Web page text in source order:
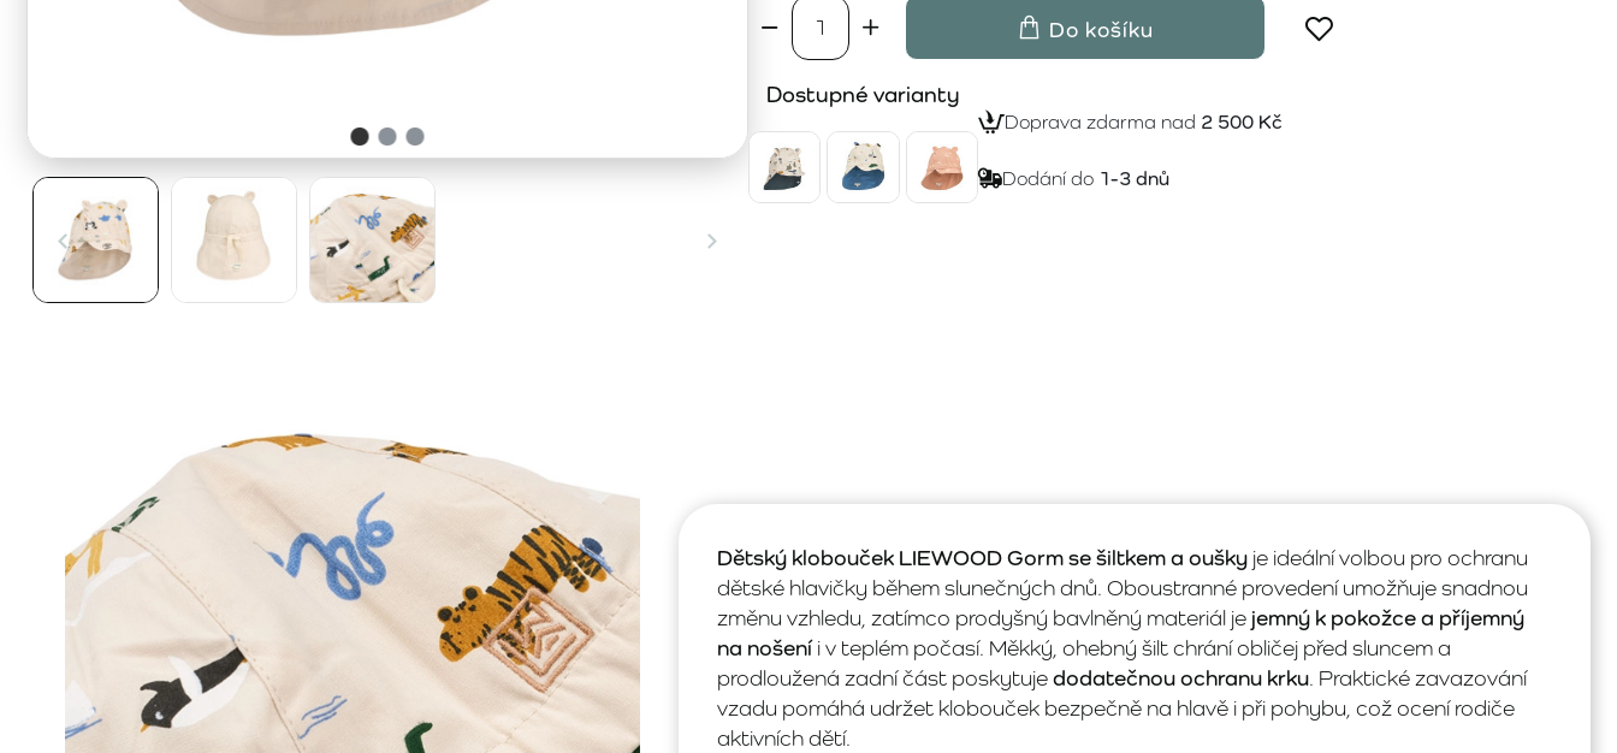
Do košíku
Dostupné varianty
Doprava zdarma nad 2 500 Kč
Dodání do 1-3 dnů
Dětský klobouček LIEWOOD Gorm se šiltkem a ouškyje ideální volbou pro ochranu
dětské hlavičky během slunečných dnů. Oboustranné provedení umožňuje snadnou
změnu vzhledu, zatímco prodyšný bavlněný materiál je jemný k pokožce a příjemný
na nošeníi v teplém počasí. Měkký, ohebný šilt chrání obličej před sluncem a
prodloužená zadní část poskytujedodatečnou ochranu krku. Praktické zavazování
vzadu pomáhá udržet klobouček bezpečně na hlavě i při pohybu, což ocení rodiče
aktivních dětí.